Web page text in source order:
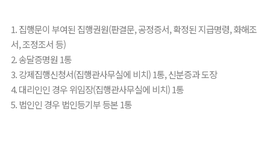
1. 집행문이 부여된 집행권원(판결문, 공정증서, 확정된 지급명령, 화해조
서, 조정조서 등)
2. 송달증명원 1통
3. 강제집행신청서(집행관사무실에 비치) 1통, 신분증과 도장
4. 대리인인 경우 위임장(집행관사무실에 비치) 1통
5. 법인인 경우 법인등기부 등본 1통